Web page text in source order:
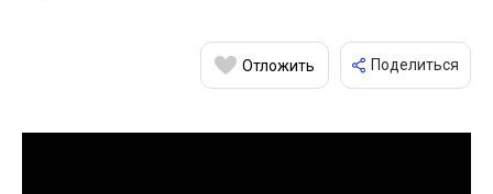
Отложить Поделиться